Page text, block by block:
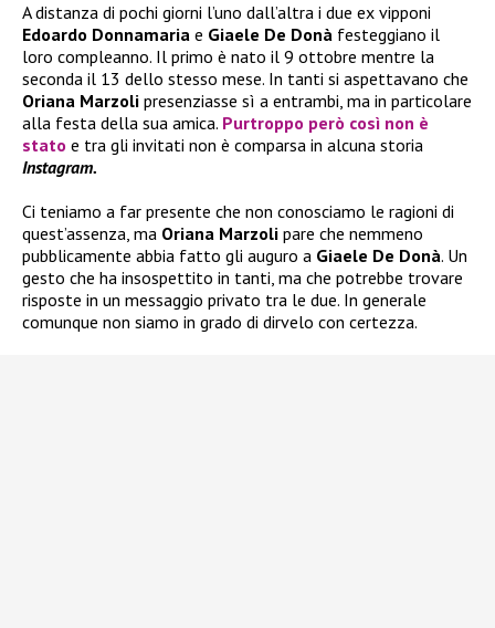
A distanza di pochi giorni l’uno dall’altra i due ex vipponi
Edoardo Donnamaria e Giaele De Donà festeggiano il
loro compleanno. Il primo è nato il 9 ottobre mentre la
seconda il 13 dello stesso mese. In tanti si aspettavano che
Oriana Marzoli presenziasse sì a entrambi, ma in particolare
alla festa della sua amica. Purtroppo però così non è
stato e tra gli invitati non è comparsa in alcuna storia
Instagram.
Ci teniamo a far presente che non conosciamo le ragioni di
quest’assenza, ma Oriana Marzoli pare che nemmeno
pubblicamente abbia fatto gli auguro a Giaele De Donà. Un
gesto che ha insospettito in tanti, ma che potrebbe trovare
risposte in un messaggio privato tra le due. In generale
comunque non siamo in grado di dirvelo con certezza.